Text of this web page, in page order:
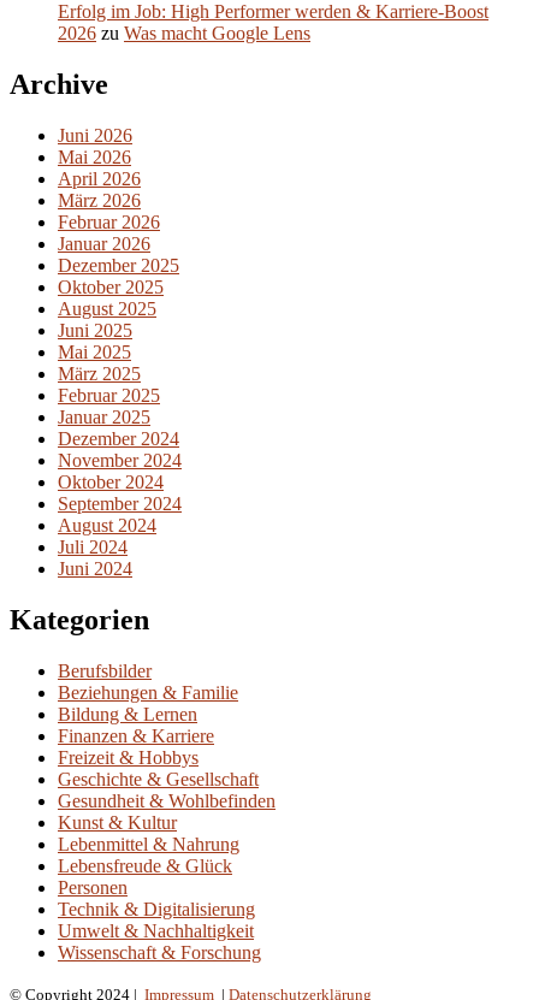
Erfolg im Job: High Performer werden & Karriere-Boost
2026 zu Was macht Google Lens
Archive
Juni 2026
Mai 2026
April 2026
März 2026
Februar 2026
Januar 2026
Dezember 2025
Oktober 2025
August 2025
Juni 2025
Mai 2025
März 2025
Februar 2025
Januar 2025
Dezember 2024
November 2024
Oktober 2024
September 2024
August 2024
Juli 2024
Juni 2024
Kategorien
Berufsbilder
Beziehungen & Familie
Bildung & Lernen
Finanzen & Karriere
Freizeit & Hobbys
Geschichte & Gesellschaft
Gesundheit & Wohlbefinden
Kunst & Kultur
Lebenmittel & Nahrung
Lebensfreude & Glück
Personen
Technik & Digitalisierung
Umwelt & Nachhaltigkeit
Wissenschaft & Forschung
© Copyright 2024 | Impressum | Datenschutzerklärung